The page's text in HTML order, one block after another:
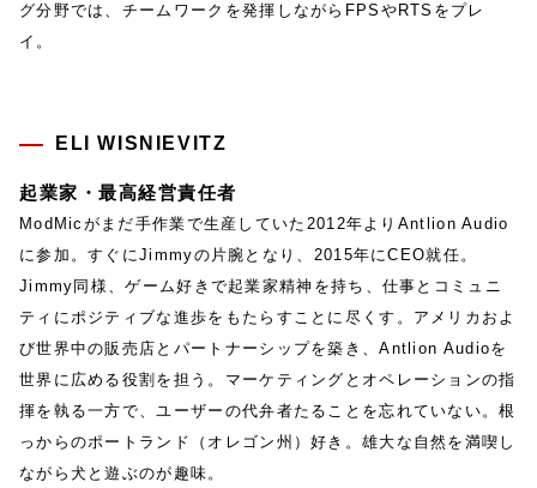
グ分野では、チームワークを発揮しながらFPSやRTSをプレ
イ。
ELI WISNIEVITZ
起業家・最高経営責任者
ModMicがまだ手作業で生産していた2012年よりAntlion Audio
に参加。すぐにJimmyの片腕となり、2015年にCEO就任。
Jimmy同様、ゲーム好きで起業家精神を持ち、仕事とコミュニ
ティにポジティブな進歩をもたらすことに尽くす。アメリカおよ
び世界中の販売店とパートナーシップを築き、Antlion Audioを
世界に広める役割を担う。マーケティングとオペレーションの指
揮を執る一方で、ユーザーの代弁者たることを忘れていない。根
っからのポートランド（オレゴン州）好き。雄大な自然を満喫し
ながら犬と遊ぶのが趣味。